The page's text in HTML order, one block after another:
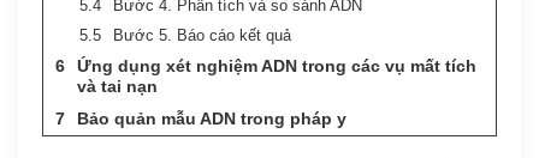
Bước 4. Phân tích và so sánh ADN
Bước 5. Báo cáo kết quả
Ứng dụng xét nghiệm ADN trong các vụ mất tích
và tai nạn
Bảo quản mẫu ADN trong pháp y